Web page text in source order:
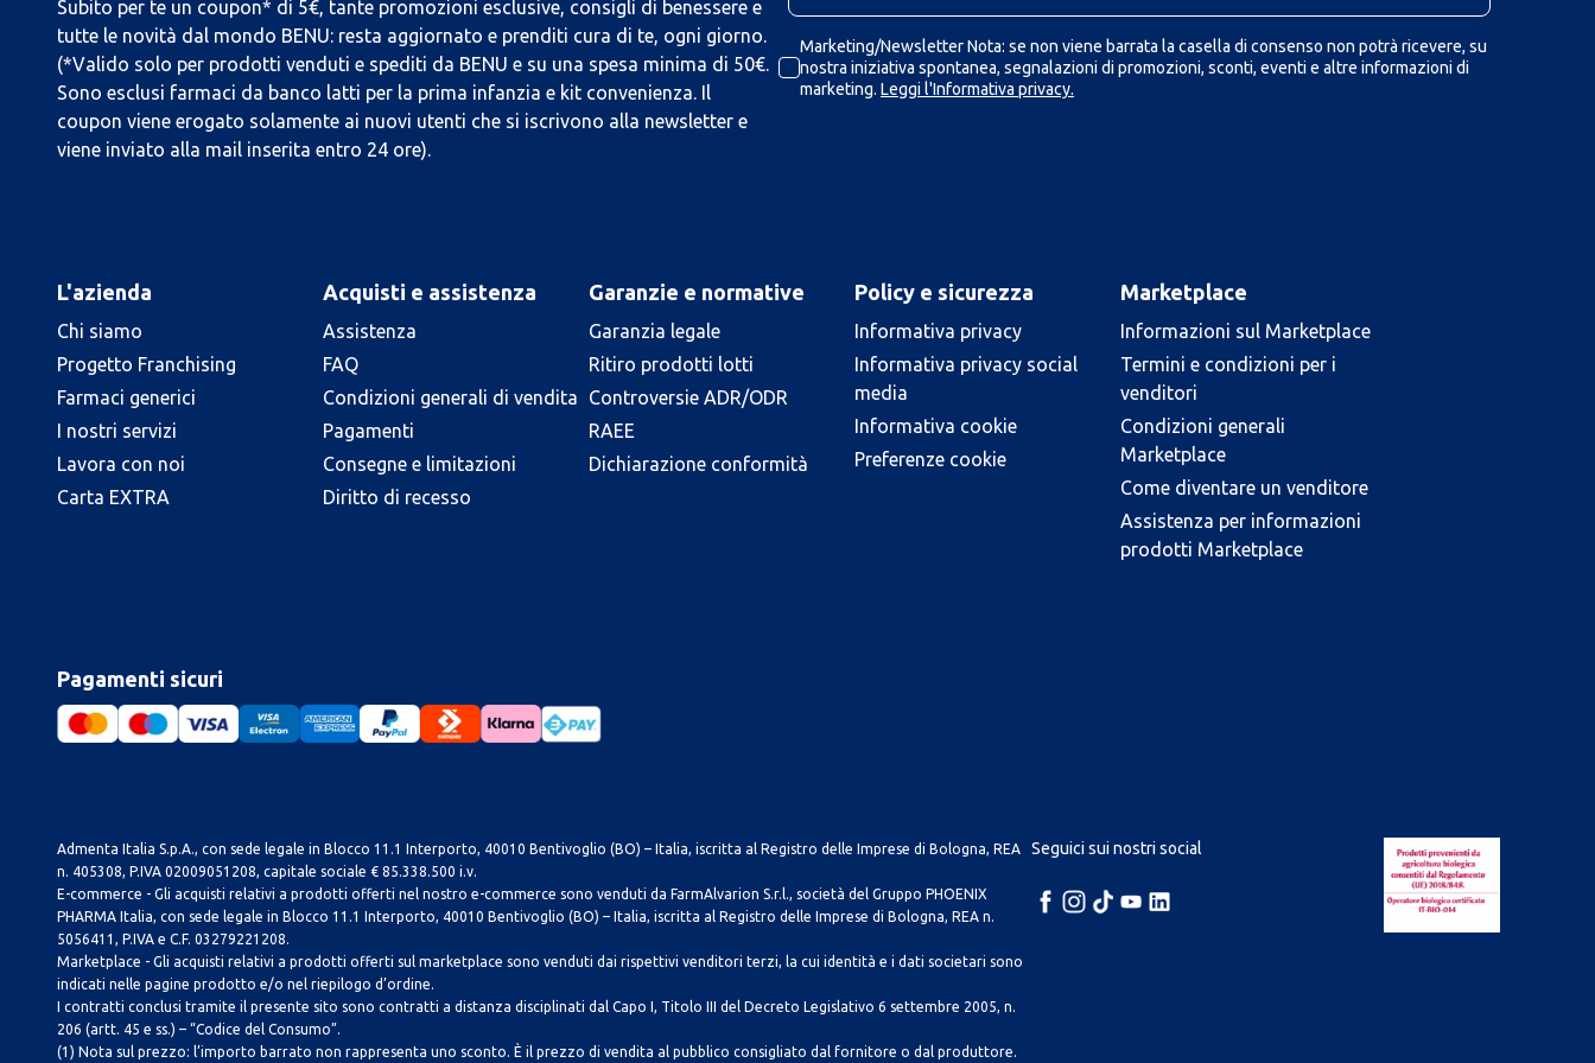
Subito per te un coupon* di 5€, tante promozioni esclusive, consigli di benessere e
tutte le novità dal mondo BENU: resta aggiornato e prenditi cura di te, ogni giorno.
(*Valido solo per prodotti venduti e spediti da BENU e su una spesa minima di 50€.
Sono esclusi farmaci da banco latti per la prima infanzia e kit convenienza. Il
coupon viene erogato solamente ai nuovi utenti che si iscrivono alla newsletter e
viene inviato alla mail inserita entro 24 ore).
Marketing/Newsletter Nota: se non viene barrata la casella di consenso non potrà ricevere, su
nostra iniziativa spontanea, segnalazioni di promozioni, sconti, eventi e altre informazioni di
marketing. Leggi l'Informativa privacy.
L'azienda
Chi siamo
Progetto Franchising
Farmaci generici
I nostri servizi
Lavora con noi
Carta EXTRA
Acquisti e assistenza
Assistenza
FAQ
Condizioni generali di vendita
Pagamenti
Consegne e limitazioni
Diritto di recesso
Garanzie e normative
Garanzia legale
Ritiro prodotti lotti
Controversie ADR/ODR
RAEE
Dichiarazione conformità
Policy e sicurezza
Informativa privacy
Informativa privacy social
media
Informativa cookie
Preferenze cookie
Marketplace
Informazioni sul Marketplace
Termini e condizioni per i
venditori
Condizioni generali
Marketplace
Come diventare un venditore
Assistenza per informazioni
prodotti Marketplace
Pagamenti sicuri
Admenta Italia S.p.A., con sede legale in Blocco 11.1 Interporto, 40010 Bentivoglio (BO) – Italia, iscritta al Registro delle Imprese di Bologna, REA
n. 405308, P.IVA 02009051208, capitale sociale € 85.338.500 i.v.
E-commerce - Gli acquisti relativi a prodotti offerti nel nostro e-commerce sono venduti da FarmAlvarion S.r.l., società del Gruppo PHOENIX
PHARMA Italia, con sede legale in Blocco 11.1 Interporto, 40010 Bentivoglio (BO) – Italia, iscritta al Registro delle Imprese di Bologna, REA n.
5056411, P.IVA e C.F. 03279221208.
Marketplace - Gli acquisti relativi a prodotti offerti sul marketplace sono venduti dai rispettivi venditori terzi, la cui identità e i dati societari sono
indicati nelle pagine prodotto e/o nel riepilogo d’ordine.
I contratti conclusi tramite il presente sito sono contratti a distanza disciplinati dal Capo I, Titolo III del Decreto Legislativo 6 settembre 2005, n.
206 (artt. 45 e ss.) – “Codice del Consumo”.
(1) Nota sul prezzo: l’importo barrato non rappresenta uno sconto. È il prezzo di vendita al pubblico consigliato dal fornitore o dal produttore.
Seguici sui nostri social